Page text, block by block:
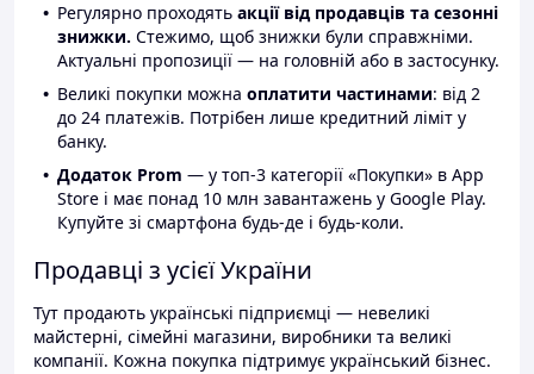
Регулярно проходять акції від продавців та сезонні
знижки. Стежимо, щоб знижки були справжніми.
Актуальні пропозиції — на головній або в застосунку.
Великі покупки можна оплатити частинами: від 2
до 24 платежів. Потрібен лише кредитний ліміт у
банку.
Додаток Prom — у топ-3 категорії «Покупки» в App
Store і має понад 10 млн завантажень у Google Play.
Купуйте зі смартфона будь-де і будь-коли.
Продавці з усієї України
Тут продають українські підприємці — невеликі
майстерні, сімейні магазини, виробники та великі
компанії. Кожна покупка підтримує український бізнес.